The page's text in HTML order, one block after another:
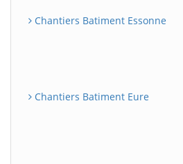
Chantiers Batiment Essonne
Chantiers Batiment Eure